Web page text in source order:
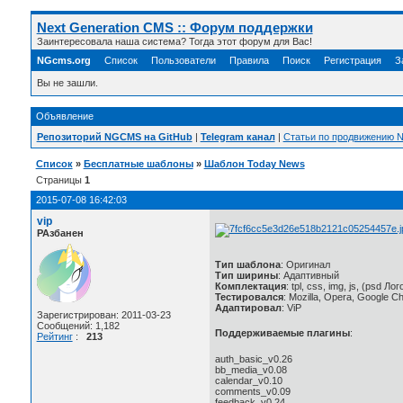
Next Generation CMS :: Форум поддержки
Заинтересовала наша система? Тогда этот форум для Вас!
NGcms.org
Список Пользователи Правила Поиск Регистрация
Вы не зашли.
Объявление
Репозиторий NGCMS на GitHub| Telegram канал| Статьи по продвижению
Список » Бесплатные шаблоны » Шаблон Today News
Страницы 1
2015-07-08 16:42:03
vip
РАзбанен
Зарегистрирован: 2011-03-23
Сообщений: 1,182
Рейтинг: 213
Тип шаблона: Оригинал
Тип ширины: Адаптивный
Комплектация: tpl, css, img, js, (psd
Тестировался: Mozilla, Opera, Google
Адаптировал: ViP
Поддерживаемые плагины:
auth_basic_v0.26
bb_media_v0.08
calendar_v0.10
comments_v0.09